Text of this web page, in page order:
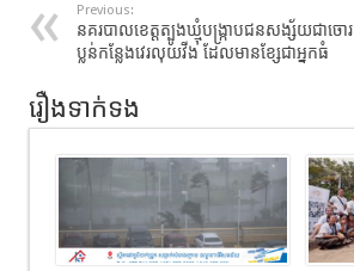
Previous:
នគរបាលខេត្តត្បូងឃ្មុំបង្រ្កាបជនសង្ស័យជាចោរ
ប្លន់កន្លែងវេរលុយវីង ដែលមានខ្សែជាអ្នកធំ
រឿងទាក់ទង